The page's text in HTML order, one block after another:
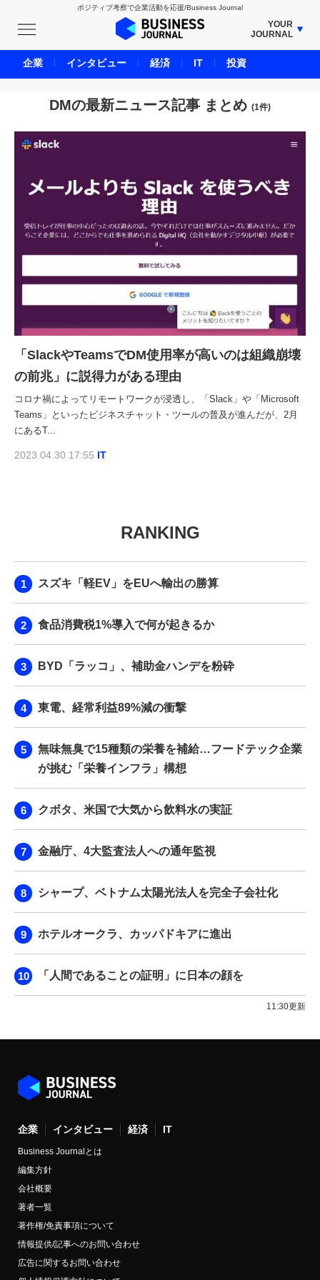
ポジティブ考察で企業活動を応援/Business Journal
YOUR
JOURNAL
BUSINESS JOURNAL
UNICORN JOURNAL
CARBON CREDITS JOURNAL
LIFE ENDING JOURNAL
AI JOURNAL
REAL ESTATE BROKERAGE JOURNAL
SMART MARKETING JOURNAL
BPaaS JOURNAL
ADOPTABLE DOG JOURNAL
DMの最新ニュース記事 まとめ (1件)
「SlackやTeamsでDM使用率が高いのは組織崩壊
の前兆」に説得力がある理由
コロナ禍によってリモートワークが浸透し、「Slack」や「Microsoft
Teams」といったビジネスチャット・ツールの普及が進んだが、2月
にあるT...
2023.04.30 17:55 IT
RANKING
スズキ「軽EV」をEUへ輸出の勝算
食品消費税1%導入で何が起きるか
BYD「ラッコ」、補助金ハンデを粉砕
東電、経常利益89%減の衝撃
無味無臭で15種類の栄養を補給…フードテック企業
が挑む「栄養インフラ」構想
クボタ、米国で大気から飲料水の実証
金融庁、4大監査法人への通年監視
シャープ、ベトナム太陽光法人を完全子会社化
ホテルオークラ、カッパドキアに進出
「人間であることの証明」に日本の顔を
11:30更新
企業 インタビュー 経済 IT
Business Journalとは
編集方針
会社概要
著者一覧
著作権/免責事項について
情報提供/記事へのお問い合わせ
広告に関するお問い合わせ
企業 インタビュー 経済 IT 投資